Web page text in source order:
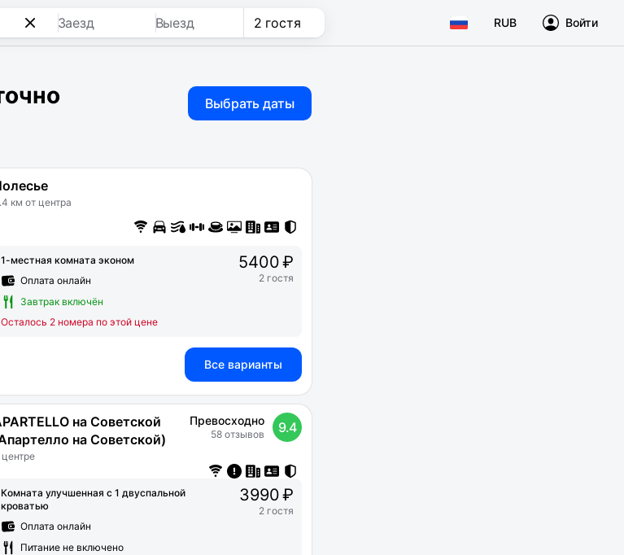
Заезд Выезд 2 гостя RUB Войти
Выбрать даты
км от центра
1-местная комната эконом
Оплата онлайн
Завтрак включён
Осталось 2 номера по этой цене
5400 ₽
2 гостя
Все варианты
на Советской
на Советской)
Превосходно
58 отзывов 9.4
Комната улучшенная с 1 двуспальной
кроватью
Оплата онлайн
Питание не включено
3990 ₽
2 гостя